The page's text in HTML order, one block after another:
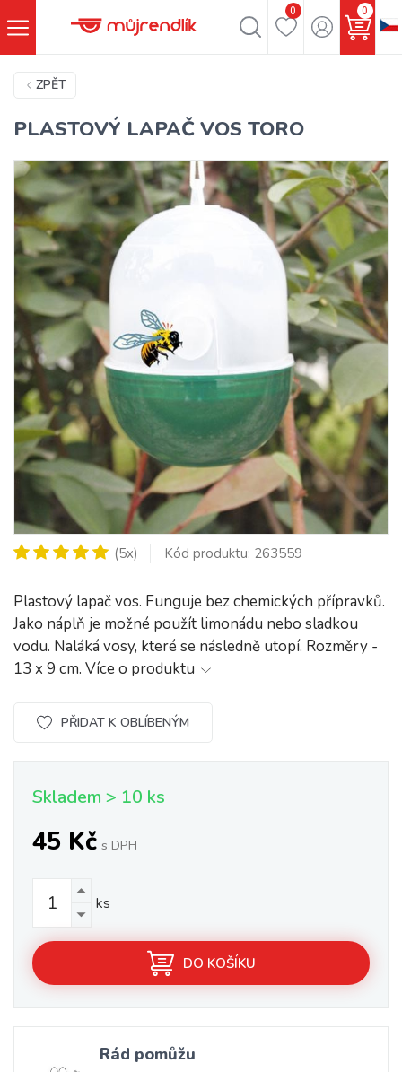
0 0
ZPĚT
PLASTOVÝ LAPAČ VOS TORO
(5x) Kód produktu: 263559
Plastový lapač vos. Funguje bez chemických přípravků.
Jako náplň je možné použít limonádu nebo sladkou
vodu. Naláká vosy, které se následně utopí. Rozměry -
13 x 9 cm. Více o produktu
PŘIDAT K OBLÍBENÝM
Skladem > 10 ks
45 Kč s DPH
ks
DO KOŠÍKU
Rád pomůžu